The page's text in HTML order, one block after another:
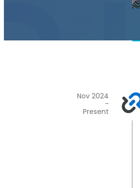
Nov 2024
-
Present